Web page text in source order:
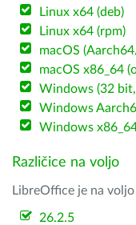
Linux x64 (deb)
Linux x64 (rpm)
macOS
macOS x86_64
Windows (32
Windows
Windows
Različice na voljo
LibreOffice je na
26.2.5